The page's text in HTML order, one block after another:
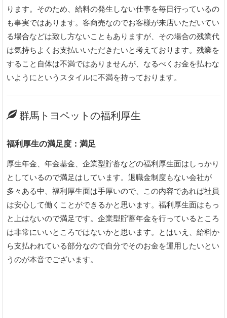
ります。そのため、給料の発生しない仕事を毎日行っているの
も事実ではあります。客商売なのでお客様が来店いただいてい
る場合などは致し方ないこともありますが、その場合の残業代
は気持ちよくお支払いいただきたいと考えております。残業を
すること自体は不満ではありませんが、なるべくお金を払わな
いようにというスタイルに不満を持っております。
群馬トヨペットの福利厚生
福利厚生の満足度：満足
厚生年金、年金基金、企業型貯蓄などの福利厚生面はしっかり
としているので満足はしています。退職金制度もない会社が
多々ある中、福利厚生面は手厚いので、この内容であれば社員
は安心して働くことができるかと思います。福利厚生面はもっ
と上はないので満足です。企業型貯蓄年金を行っているところ
は非常にいいところではないかと思います。とはいえ、給料か
ら支払われている部分なので自分でそのお金を運用したいとい
うのが本音でございます。